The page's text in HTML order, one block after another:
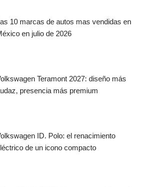
10 marcas de autos mas vendidas en
en julio de 2026
Teramont 2027: diseño más
presencia más premium
ID. Polo: el renacimiento
de un icono compacto